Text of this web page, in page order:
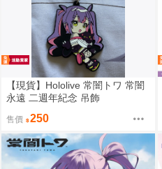
【現貨】Hololive 常闇トワ 常闇
永遠 二週年紀念 吊飾
售價 250